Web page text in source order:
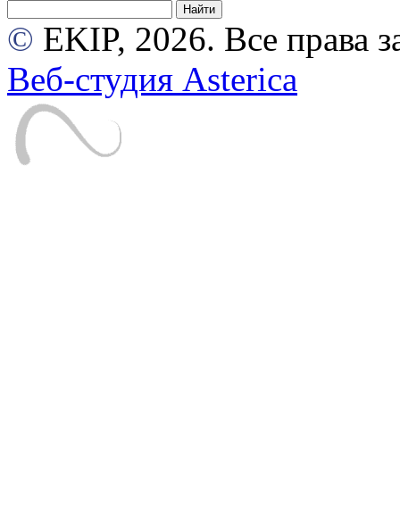
© EKIP, 2026. Все права
Веб-студия Asterica